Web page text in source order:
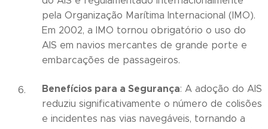
pela Organização Marítima Internacional (IMO).
Em 2002, a IMO tornou obrigatório o uso do
AIS em navios mercantes de grande porte e
embarcações de passageiros.
Benefícios para a Segurança: A adoção do AIS
reduziu significativamente o número de colisões
e incidentes nas vias navegáveis, tornando a